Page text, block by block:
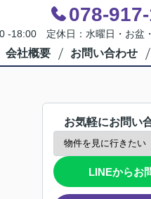
078-
-18:00 定休日：水曜日・お盆
会社概要 お問い合わせ
お気軽にお問い
LINEからお